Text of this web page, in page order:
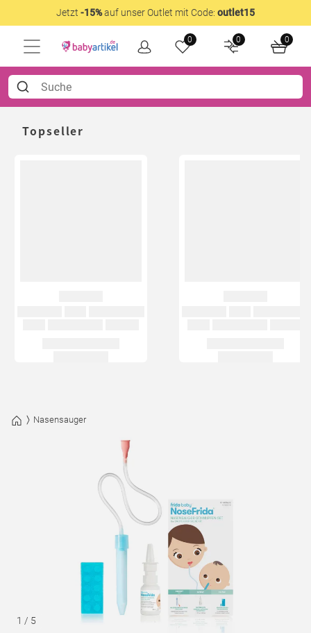
Jetzt -15%auf unser Outlet mit Code: outlet15
0 0 0
Topseller
Nasensauger
1 / 5